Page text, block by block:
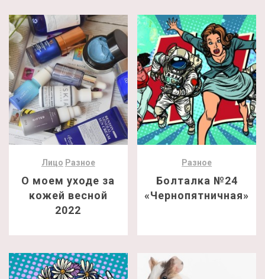
Лицо Разное
О моем уходе за
кожей весной
2022
Разное
Болталка №24
«Чернопятничная»